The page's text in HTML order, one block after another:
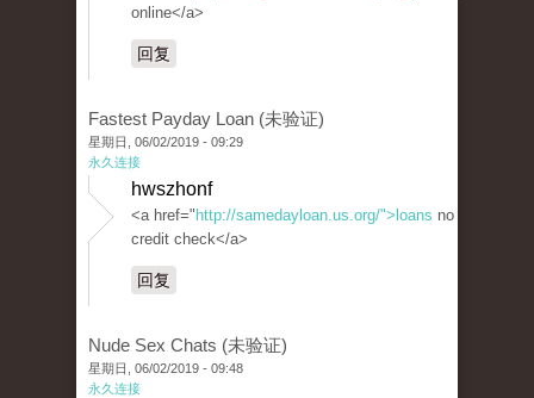
online</a>
回复
Fastest Payday Loan (未验证)
星期日, 06/02/2019 - 09:29
永久连接
hwszhonf
<a href=" http://samedayloan.us.org/">loans no
credit check</a>
回复
Nude Sex Chats (未验证)
星期日, 06/02/2019 - 09:48
永久连接